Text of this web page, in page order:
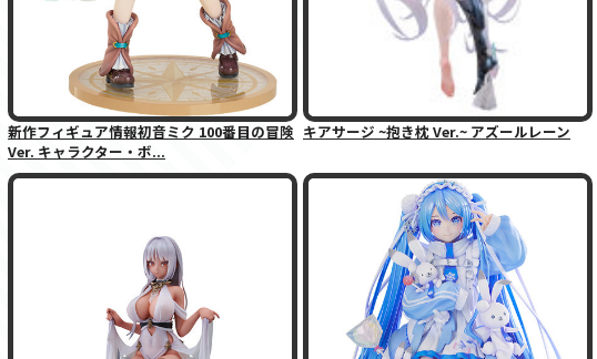
新作フィギュア情報初音ミク 100番目の冒険
Ver. キャラクター・ボ...
キアサージ ~抱き枕 Ver.~ アズールレーン